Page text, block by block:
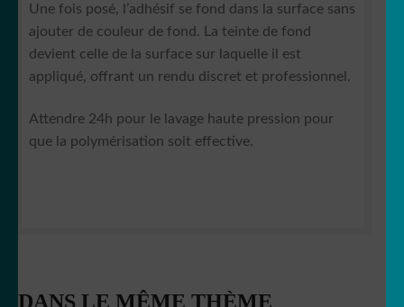
Une fois posé, l’adhésif se fond dans la surface sans
ajouter de couleur de fond. La teinte de fond
devient celle de la surface sur laquelle il est
appliqué, offrant un rendu discret et professionnel.
Attendre 24h pour le lavage haute pression pour
que la polymérisation soit effective.
DANS LE MÊME THÈME